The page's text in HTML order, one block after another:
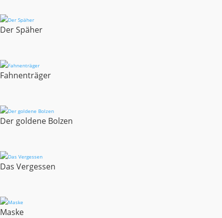
Der Späher
Fahnenträger
Der goldene Bolzen
Das Vergessen
Maske